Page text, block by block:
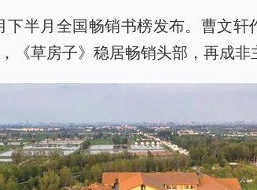
半月全国畅销书榜发布。曹文轩
《草房子》稳居畅销头部，再成非